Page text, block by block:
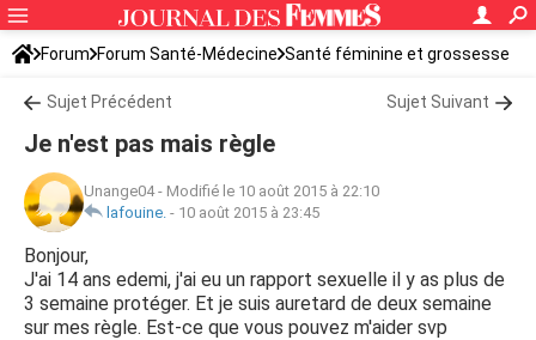
Forum Forum Santé-Médecine Santé féminine et grossesse
Ovulation
Sujet Précédent Sujet Suivant
Je n'est pas mais règle
Unange04- Modifié le 10 août 2015 à 22:10
lafouine. - 10 août 2015 à 23:45
Bonjour,
J'ai 14 ans edemi, j'ai eu un rapport sexuelle il y as plus de
3 semaine protéger. Et je suis auretard de deux semaine
sur mes règle. Est-ce que vous pouvez m'aider svp